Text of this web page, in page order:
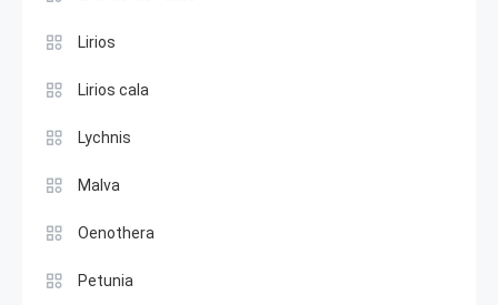
Lirios
Lirios cala
Lychnis
Malva
Oenothera
Petunia